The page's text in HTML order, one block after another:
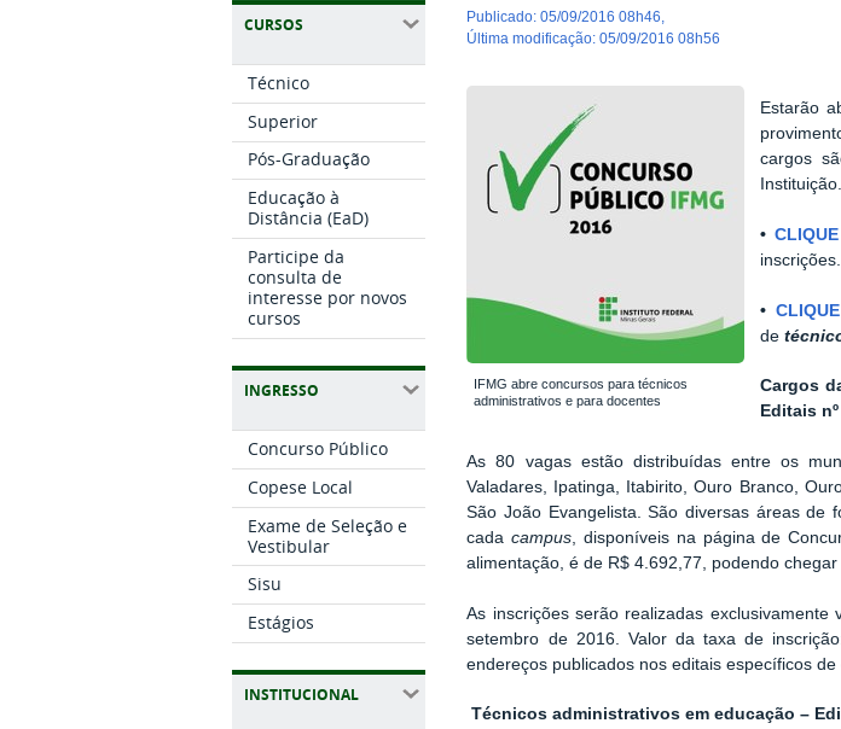
CURSOS
Técnico
Superior
Pós-Graduação
Educação à
Distância (EaD)
Participe da
consulta de
interesse por novos
cursos
INGRESSO
Concurso Público
Copese Local
Exame de Seleção e
Vestibular
Sisu
Estágios
INSTITUCIONAL
publicado:05/09/2016 08h46
última modificação:05/09/2016 08h56
IFMG abre concursos para técnicos
administrativos e para docentes
Estarão
cargos
Instituição.
• CLIQUE
inscrições.
•
de
Cargos
Editais
As 80 vagas estão distribuídas entre os
Valadares, Ipatinga, Itabirito, Ouro Branco,
São João Evangelista. São diversas áreas de
cadacampus , disponíveis na página de
alimentação, é de R$ 4.692,77, podendo
As inscrições serão realizadas
setembro de 2016. Valor da taxa de
endereços publicados nos editais específicos
Técnicos administrativos em educação –